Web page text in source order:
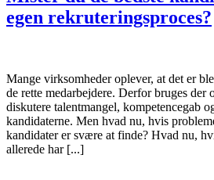
egen rekruteringsproces?
Mange virksomheder oplever, at det er
de rette medarbejdere. Derfor bruges der
diskutere talentmangel, kompetencegab
kandidaterne. Men hvad nu, hvis
kandidater er svære at finde? Hvad nu,
allerede har [...]